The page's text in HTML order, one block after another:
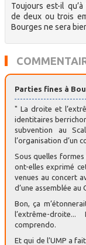
Toujours est-il
de deux ou trois
Bourges ne sera
Parties fines à
" La droite et
identitaires
subvention au
l’organisation d’un
Sous quelles
ont-elles exprimé
venues au concert
d’une assemblée au
Bon, ça
l’extrême-
comprendo.
Et qui de l’UMP a